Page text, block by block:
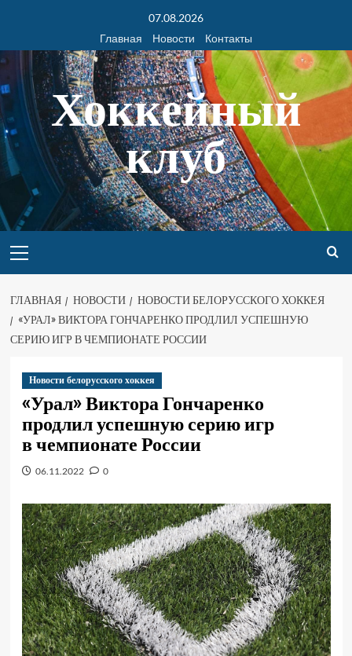
07.08.2026
Главная
Новости Контакты
Хоккейный
клуб
ГЛАВНАЯ НОВОСТИ
НОВОСТИ БЕЛОРУССКОГО ХОККЕЯ
«УРАЛ» ВИКТОРА ГОНЧАРЕНКО ПРОДЛИЛ УСПЕШНУЮ
СЕРИЮ ИГР В ЧЕМПИОНАТЕ РОССИИ
Новости белорусского хоккея
«Урал» Виктора Гончаренко
продлил успешную серию игр
в чемпионате России
06.11.2022 0